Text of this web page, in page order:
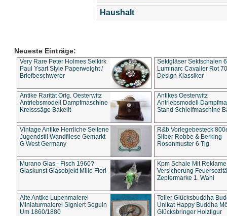
Haushalt
Neueste Einträge:
Very Rare Peter Holmes Selkirk
Paul Ysart Style Paperweight /
Briefbeschwerer
Sektgläser Sektschalen
Luminarc Cavalier Rot
Design Klassiker
Antike Rarität Orig. Oesterwitz
Antriebsmodell Dampfmaschine
Kreisssäge Bakelit
Antikes Oesterwitz
Antriebsmodell
Stand Schleifmaschine
Vintage Antike Herrliche Seltene
Jugendstil Wandfliese Gemarkt
G West Germany
R&b Vorlegebesteck
Silber Robbe & Berking
Rosenmuster 6 Tlg.
Murano Glas - Fisch 1960?
Glaskunst Glasobjekt Mille Fiori
Kpm Schale Mit Reklame
Versicherung
Zeptermarke 1. Wahl
Alte Antike Lupenmalerei
Miniaturmalerei Signiert Seguin
Um 1860/1880
Toller Glücksbuddha
Unikat Happy Buddha
Glücksbringer Holzfigur